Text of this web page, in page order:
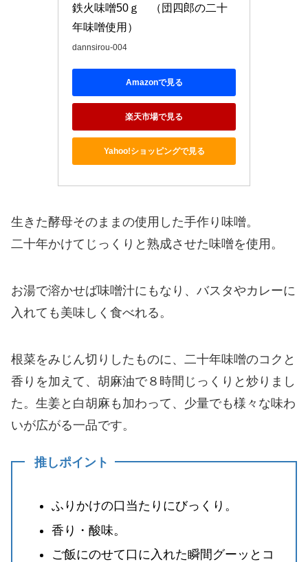
鉄火味噌50ｇ　（団四郎の二十
年味噌使用）
dannsirou-004
Amazonで見る
楽天市場で見る
Yahoo!ショッピングで見る
生きた酵母そのままの使用した手作り味噌。
二十年かけてじっくりと熟成させた味噌を使用。
お湯で溶かせば味噌汁にもなり、バスタやカレーに
入れても美味しく食べれる。
根菜をみじん切りしたものに、二十年味噌のコクと
香りを加えて、胡麻油で８時間じっくりと炒りまし
た。生姜と白胡麻も加わって、少量でも様々な味わ
いが広がる一品です。
推しポイント
ふりかけの口当たりにびっくり。
香り・酸味。
ご飯にのせて口に入れた瞬間グーッとコ